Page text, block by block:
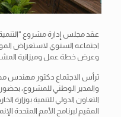
وعرض خطة عمل وميزانية المشروع
ترأس الاجتماع دكتور مهندس
والمدير الوطني للمشروع،
التعاون الدولي للتنمية بوزارة
المقيم لبرنامج الأمم المتحدة